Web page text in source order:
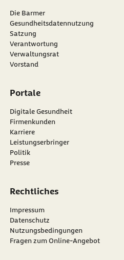
Die Barmer
Gesundheitsdatennutzung
Satzung
Verantwortung
Verwaltungsrat
Vorstand
Portale
Digitale Gesundheit
Firmenkunden
Karriere
Leistungserbringer
Politik
Presse
Rechtliches
Impressum
Datenschutz
Nutzungsbedingungen
Fragen zum Online-Angebot